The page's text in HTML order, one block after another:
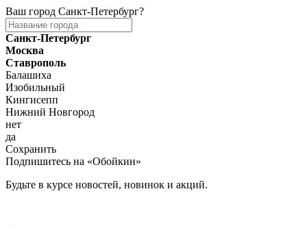
Ваш город Санкт-Петербург?
Санкт-Петербург
Москва
Ставрополь
Балашиха
Изобильный
Кингисепп
Нижний Новгород
нет
да
Сохранить
Подпишитесь на «Обойкин»
Будьте в курсе новостей, новинок и акций.